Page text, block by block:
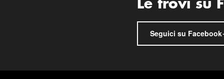
Le trovi su
Seguici su Facebook